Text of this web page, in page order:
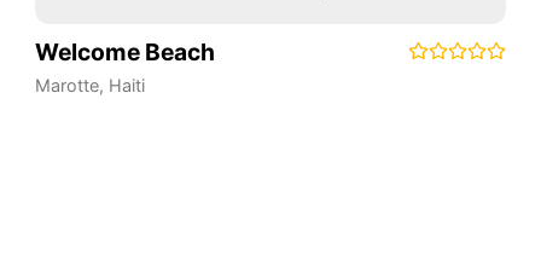
Welcome Beach
Marotte, Haiti